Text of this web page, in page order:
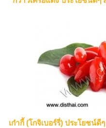
เก๋ากี้ (โกจิเบอร์รี่) ประโยชน์